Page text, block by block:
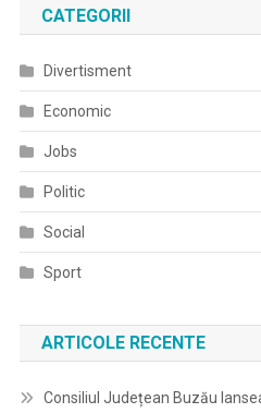
CATEGORII
Divertisment
Economic
Jobs
Politic
Social
Sport
ARTICOLE RECENTE
Consiliul Județean Buzău